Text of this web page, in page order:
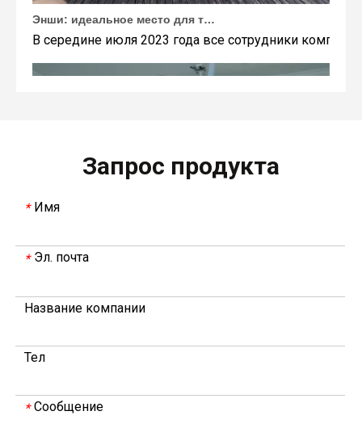
В середине июля 2023 года все сотрудники
В 2023 году Weyeah power провела важную ежегодную встречу в середине года в международном отеле Шичжоу в г. Энши.
В совещании, которое провели руководители
Запрос продукта
* Имя
* Эл. почта
Название компании
Тел
* Сообщение